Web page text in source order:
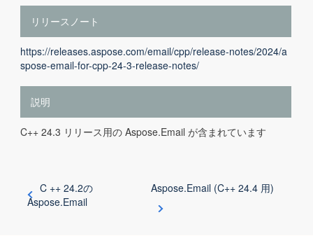
リリースノート
https://releases.aspose.com/email/cpp/release-notes/2024/a
spose-email-for-cpp-24-3-release-notes/
説明
C++ 24.3 リリース用の Aspose.Email が含まれています
C ++ 24.2の
Aspose.Email
Aspose.Email (C++ 24.4 用)